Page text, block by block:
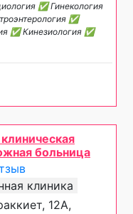
✅ Гинекология
✅
✅ Кинезиология ✅
больница
клиника
12А,